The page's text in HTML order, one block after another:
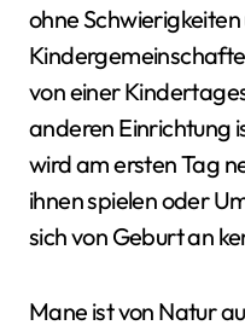
ohne
von einer
anderen Einrichtung
wird am ersten Tag
ihnen spielen oder
sich von Geburt an
Mane ist von Natur